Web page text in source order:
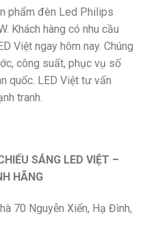
phẩm đèn Led Philips
Khách hàng có nhu cầu
Việt ngay hôm nay. Chúng
công suất, phục vụ số
quốc. LED Việt tư vấn
tranh.
SÁNG LED VIỆT –
HÃNG
70 Nguyễn Xiển, Hạ Đình,